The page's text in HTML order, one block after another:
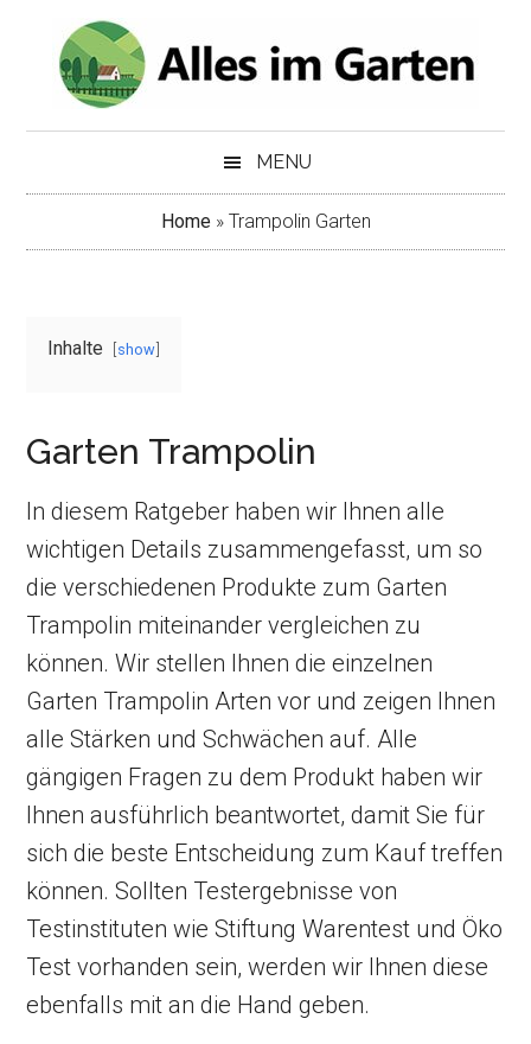
content
secondary
menu
MENU
Home» Trampolin Garten
Inhalte show
Garten Trampolin
In diesem Ratgeber haben wir Ihnen alle
wichtigen Details zusammengefasst, um so
die verschiedenen Produkte zum Garten
Trampolin miteinander vergleichen zu
können. Wir stellen Ihnen die einzelnen
Garten Trampolin Arten vor und zeigen Ihnen
alle Stärken und Schwächen auf. Alle
gängigen Fragen zu dem Produkt haben wir
Ihnen ausführlich beantwortet, damit Sie für
sich die beste Entscheidung zum Kauf treffen
können. Sollten Testergebnisse von
Testinstituten wie Stiftung Warentest und Öko
Test vorhanden sein, werden wir Ihnen diese
ebenfalls mit an die Hand geben.